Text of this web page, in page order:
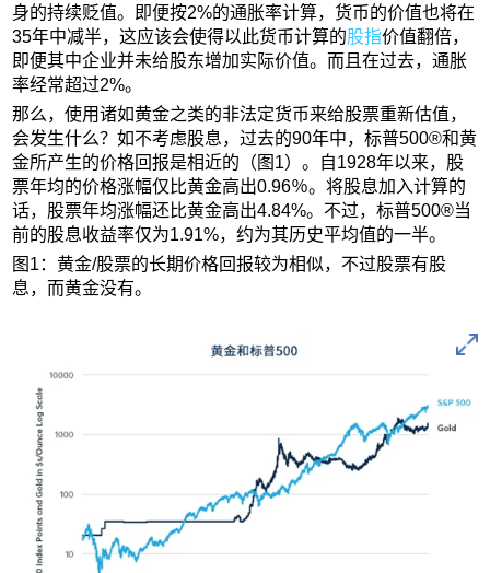
身的持续贬值。即便按2%的通胀率计算，货币的价值也将在
35年中减半，这应该会使得以此货币计算的股指价值翻倍，
即便其中企业并未给股东增加实际价值。而且在过去，通胀
率经常超过2%。
那么，使用诸如黄金之类的非法定货币来给股票重新估值，
会发生什么？如不考虑股息，过去的90年中，标普500®和黄
金所产生的价格回报是相近的（图1）。自1928年以来，股
票年均的价格涨幅仅比黄金高出0.96％。将股息加入计算的
话，股票年均涨幅还比黄金高出4.84%。不过，标普500®当
前的股息收益率仅为1.91%，约为其历史平均值的一半。
图1：黄金/股票的长期价格回报较为相似，不过股票有股
息，而黄金没有。